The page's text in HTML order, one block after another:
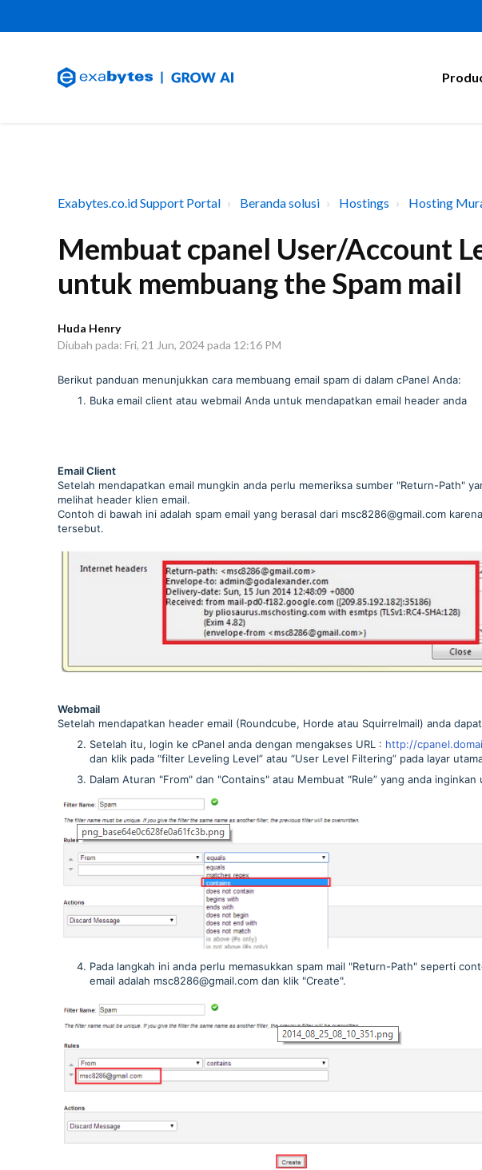
Exabytes.co.id Support Portal Beranda solusi Hostings Hosting
Membuat cpanel User/Account
untuk membuang the Spam mail
Huda Henry
Diubah pada: Fri, 21 Jun, 2024 pada 12:16 PM
Berikut panduan menunjukkan cara membuang email spam di dalam cPanel Anda:
Buka email client atau webmail Anda untuk mendapatkan email header anda
Email Client
Setelah mendapatkan email mungkin anda perlu memeriksa sumber "Return-Path"
melihat header klien email.
Contoh di bawah ini adalah spam email yang berasal dari msc8286@gmail.com
tersebut.
Webmail
Setelah mendapatkan header email (Roundcube, Horde atau Squirrelmail) anda
Setelah itu, login ke cPanel anda dengan mengakses URL : http://
dan klik pada “filter Leveling Level” atau “User Level Filtering” pada layar
Dalam Aturan "From" dan "Contains" atau Membuat “Rule” yang anda
Pada langkah ini anda perlu memasukkan spam mail "Return-Path" seperti
email adalah msc8286@gmail.com dan klik "Create".